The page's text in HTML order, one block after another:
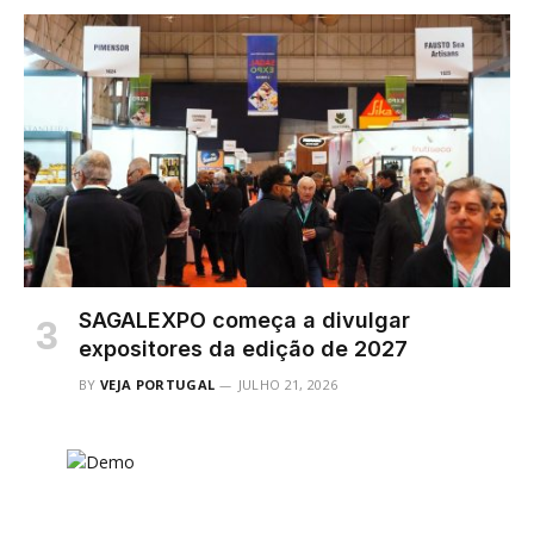
SAGALEXPO começa a divulgar
expositores da edição de 2027
BY VEJA PORTUGAL JULHO 21, 2026